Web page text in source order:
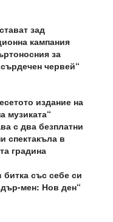
зад
кампания
за
червей“
издание на
музиката“
с два безплатни
спектакъла в
градина
битка със себе си
мен: Нов ден“